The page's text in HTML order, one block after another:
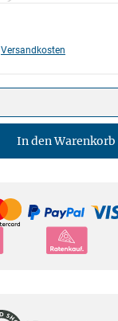
Versandkosten
In den Warenkorb